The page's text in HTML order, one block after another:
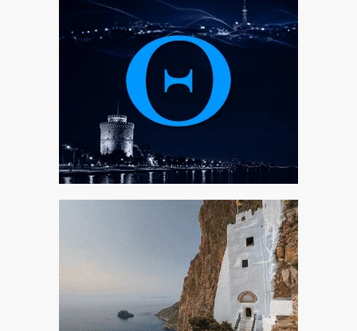
Θρήνος στη Λέσβο: Πέθανε κτηνοτρόφος που έχασε
όλο το κοπάδι του
Ηλιόπουλος σε Πήλιο: «Η ανανέωση είναι η απάντηση
10|08|2026 | 10:30
Ρωσικό σφυροκόπημα από drones στο Σούμι της
Ουκρανίας (βίντεο)
Η Ελλάδα στις φλόγες, ο Πρόεδρος της Δημοκρατίας
στα μπιτσόμπαρα (αποκλειστικό βίντεο)
«Σαφάρι» ελέγχων από την ΑΑΔΕ σε ταβέρνες και
beach bar